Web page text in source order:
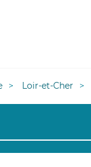
Loir-et-Cher